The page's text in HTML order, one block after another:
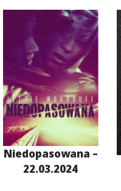
Niedopasowana –
22.03.2024